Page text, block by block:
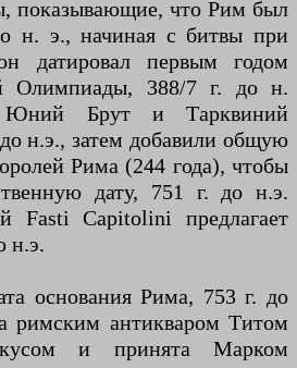
показывающие, что Рим был
н. э., начиная с битвы при
датировал первым годом
Олимпиады, 388/7 г. до н.
Юний Брут и Тарквиний
н.э., затем добавили общую
Рима (244 года), чтобы
дату, 751 г. до н.э.
Fasti Capitolini предлагает
н.э.
основания Рима, 753 г. до
римским антикваром Титом
и принята Марком